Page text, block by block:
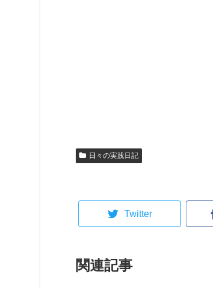
日々の実践日記
Twitter
関連記事